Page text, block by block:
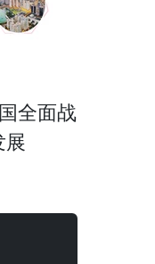
全面战
展